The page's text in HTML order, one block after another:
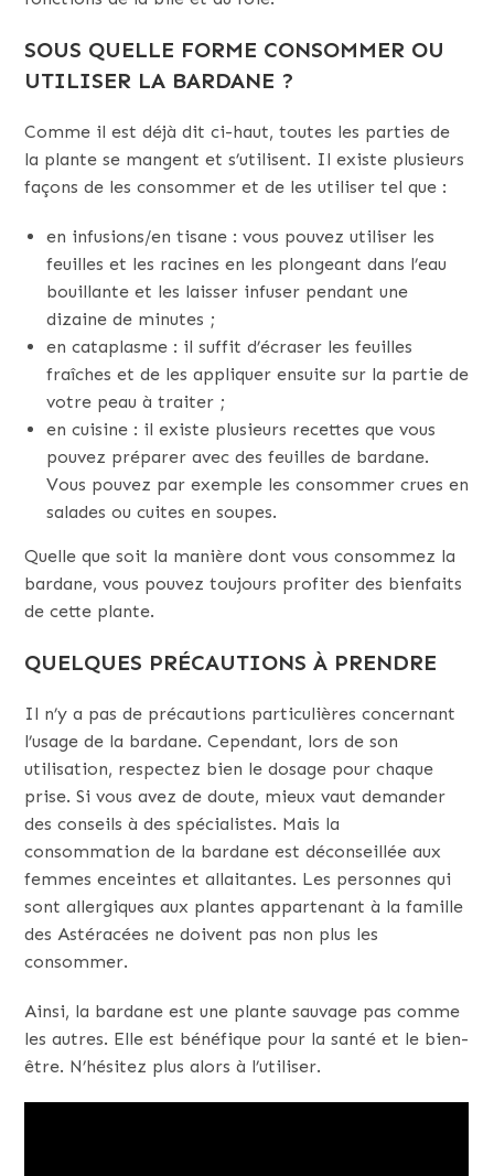
SOUS QUELLE FORME CONSOMMER OU
UTILISER LA BARDANE ?
Comme il est déjà dit ci-haut, toutes les parties de
la plante se mangent et s’utilisent. Il existe plusieurs
façons de les consommer et de les utiliser tel que :
en infusions/en tisane : vous pouvez utiliser les
feuilles et les racines en les plongeant dans l’eau
bouillante et les laisser infuser pendant une
dizaine de minutes ;
en cataplasme : il suffit d’écraser les feuilles
fraîches et de les appliquer ensuite sur la partie de
votre peau à traiter ;
en cuisine : il existe plusieurs recettes que vous
pouvez préparer avec des feuilles de bardane.
Vous pouvez par exemple les consommer crues en
salades ou cuites en soupes.
Quelle que soit la manière dont vous consommez la
bardane, vous pouvez toujours profiter des bienfaits
de cette plante.
QUELQUES PRÉCAUTIONS À PRENDRE
Il n’y a pas de précautions particulières concernant
l’usage de la bardane. Cependant, lors de son
utilisation, respectez bien le dosage pour chaque
prise. Si vous avez de doute, mieux vaut demander
des conseils à des spécialistes. Mais la
consommation de la bardane est déconseillée aux
femmes enceintes et allaitantes. Les personnes qui
sont allergiques aux plantes appartenant à la famille
des Astéracées ne doivent pas non plus les
consommer.
Ainsi, la bardane est une plante sauvage pas comme
les autres. Elle est bénéfique pour la santé et le bien-
être. N’hésitez plus alors à l’utiliser.